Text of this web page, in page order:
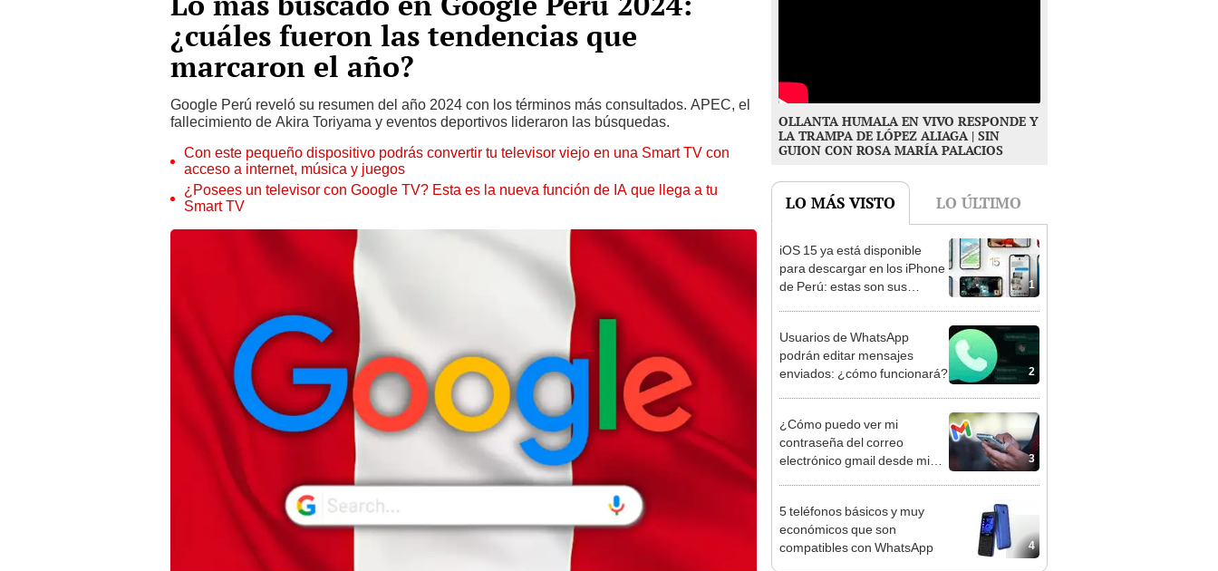
¿cuáles fueron las tendencias que
marcaron el año?
Google Perú reveló su resumen del año 2024 con los términos más consultados. APEC, el
fallecimiento de Akira Toriyama y eventos deportivos lideraron las búsquedas.
Con este pequeño dispositivo podrás convertir tu televisor viejo en una Smart TV con
acceso a internet, música y juegos
¿Posees un televisor con Google TV? Esta es la nueva función de IA que llega a tu
Smart TV
OLLANTA HUMALA EN VIVO RESPONDE Y
LA TRAMPA DE LÓPEZ ALIAGA | SIN
GUION CON ROSA MARÍA PALACIOS
LO MÁS VISTO LO ÚLTIMO
1
iOS 15 ya está disponible
para descargar en los iPhone
de Perú: estas son sus
2
Usuarios de WhatsApp
podrán editar mensajes
enviados: ¿cómo funcionará?
3
¿Cómo puedo ver mi
contraseña del correo
electrónico gmail desde mi
4
5 teléfonos básicos y muy
económicos que son
compatibles con WhatsApp